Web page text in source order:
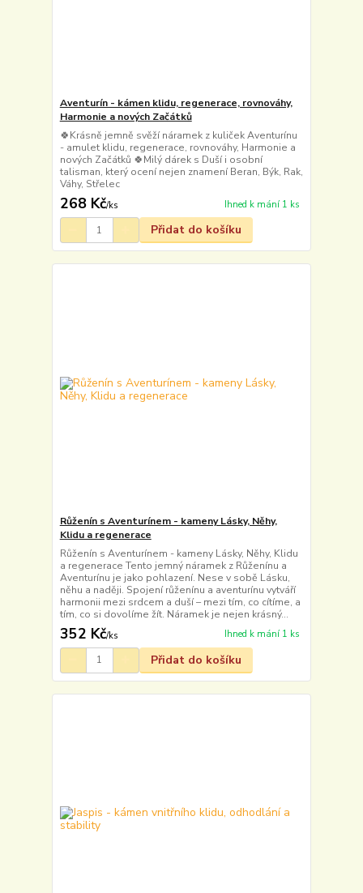
Aventurín - kámen klidu, regenerace, rovnováhy,
Harmonie a nových Začátků
🍀Krásně jemně svěží náramek z kuliček Aventurínu
- amulet klidu, regenerace, rovnováhy, Harmonie a
nových Začátků 🍀Milý dárek s Duší i osobní
talisman, který ocení nejen znamení Beran, Býk, Rak,
Váhy, Střelec
268 Kč/ks Ihned k mání 1 ks
Přidat do košíku
Růženín s Aventurínem - kameny Lásky, Něhy,
Klidu a regenerace
Růženín s Aventurínem - kameny Lásky, Něhy, Klidu
a regenerace Tento jemný náramek z Růženínu a
Aventurínu je jako pohlazení. Nese v sobě Lásku,
něhu a naději. Spojení růženínu a aventurínu vytváří
harmonii mezi srdcem a duší – mezi tím, co cítíme, a
tím, co si dovolíme žít. Náramek je nejen krásný...
352 Kč/ks Ihned k mání 1 ks
Přidat do košíku